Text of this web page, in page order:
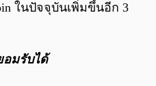
ในปัจจุบันเพิ่มขึ้นอีก 3
อมรับได้